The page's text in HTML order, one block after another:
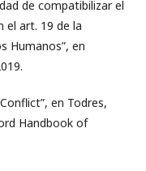
de compatibilizar el
el art. 19 de la
Humanos”, en
en Todres,
Handbook of